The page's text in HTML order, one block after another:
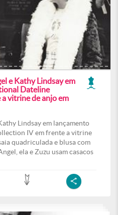
e Kathy Lindsay em
Dateline
vitrine de anjo em
Lindsay em lançamento
IV em frente a vitrine
quadriculada e blusa com
ela e Zuzu usam casacos